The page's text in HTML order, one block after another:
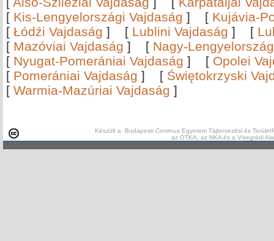
[ Kis-Lengyelországi Vajdaság ] [ Kujávia-
[ Łódźi Vajdaság ] [ Lublini Vajdaság ] [
[ Mazóviai Vajdaság ] [ Nagy-
[ Nyugat-Pomerániai Vajdaság ] [ Opolei
[ Pomerániai Vajdaság ] [ Świętokrzyski
[ Warmia-Mazúriai Vajdaság ]
Készült a Budapesti Corvinus Egyetem Tájtervezési és
az OTKA, az NKA és a Visegrádi